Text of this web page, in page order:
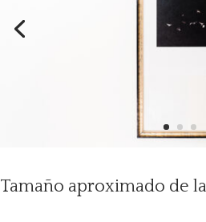
Tamaño aproximado de